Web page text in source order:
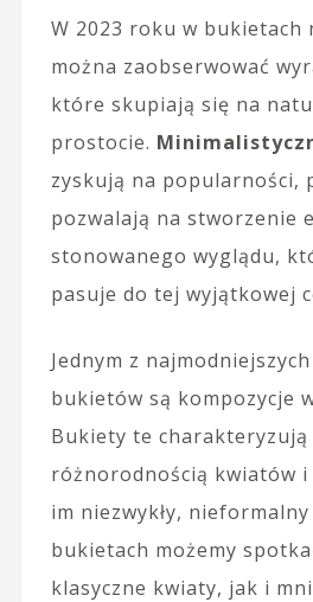
W 2023 roku w bukietach
można zaobserwować
które skupiają się na
prostocie.
zyskują na popularności,
pozwalają na stworzenie
stonowanego wyglądu,
pasuje do tej wyjątkowej
Jednym z
bukietów są kompozycje
Bukiety te charakteryzują
różnorodnością kwiatów i
im niezwykły,
bukietach możemy
klasyczne kwiaty, jak i